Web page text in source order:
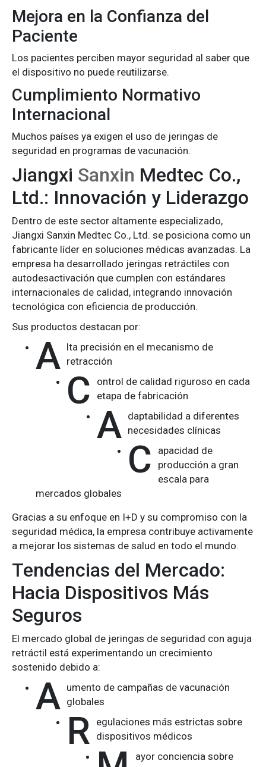
Mejora en la Confianza del
Paciente
Los pacientes perciben mayor seguridad al saber que
el dispositivo no puede reutilizarse.
Cumplimiento Normativo
Internacional
Muchos países ya exigen el uso de jeringas de
seguridad en programas de vacunación.
Jiangxi Sanxin Medtec Co.,
Ltd.: Innovación y Liderazgo
Dentro de este sector altamente especializado,
Jiangxi Sanxin Medtec Co., Ltd. se posiciona como un
fabricante líder en soluciones médicas avanzadas. La
empresa ha desarrollado jeringas retráctiles con
autodesactivación que cumplen con estándares
internacionales de calidad, integrando innovación
tecnológica con eficiencia de producción.
Sus productos destacan por:
A lta precisión en el mecanismo de
retracción
C
ontrol de calidad riguroso en cada
etapa de fabricación
A daptabilidad a diferentes
necesidades clínicas
C
apacidad de
producción a gran
escala para
mercados globales
Gracias a su enfoque en I+D y su compromiso con la
seguridad médica, la empresa contribuye activamente
a mejorar los sistemas de salud en todo el mundo.
Tendencias del Mercado:
Hacia Dispositivos Más
Seguros
El mercado global de jeringas de seguridad con aguja
retráctil está experimentando un crecimiento
sostenido debido a:
A umento de campañas de vacunación
globales
R
egulaciones más estrictas sobre
dispositivos médicos
ayor conciencia sobre